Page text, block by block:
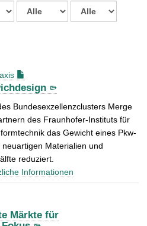
Bundesexzellenzclusters Merge
des Fraunhofer-Instituts für
das Gewicht eines Pkw-
Materialien und
reduziert.
Informationen
Märkte für